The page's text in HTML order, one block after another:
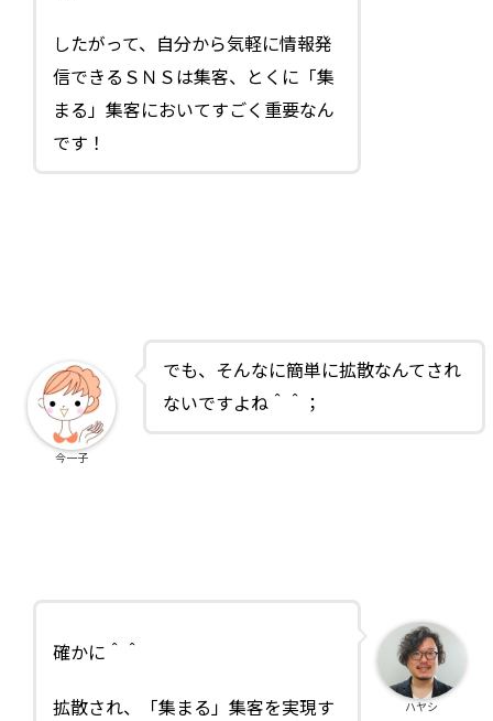
したがって、自分から気軽に情報発
信できるＳＮＳは集客、とくに「集
まる」集客においてすごく重要なん
です！
でも、そんなに簡単に拡散なんてされ
ないですよね＾＾；
今一子
確かに＾＾
拡散され、「集まる」集客を実現す
ハヤシ